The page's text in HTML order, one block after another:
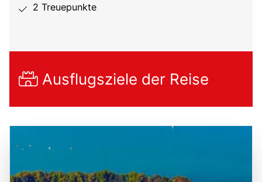
2 Treuepunkte
Ausflugsziele der Reise